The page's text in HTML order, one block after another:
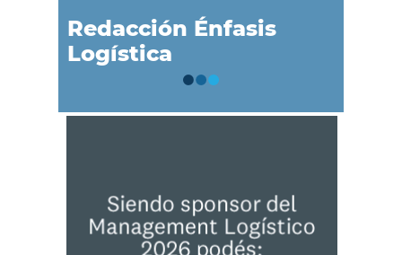
Redacción Énfasis
Logística